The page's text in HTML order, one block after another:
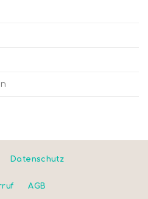
Datenschutz
AGB